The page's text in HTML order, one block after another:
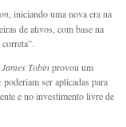
, iniciando uma nova era na
de ativos, com base na
James Tobinprovou um
poderiam ser aplicadas para
e no investimento livre de